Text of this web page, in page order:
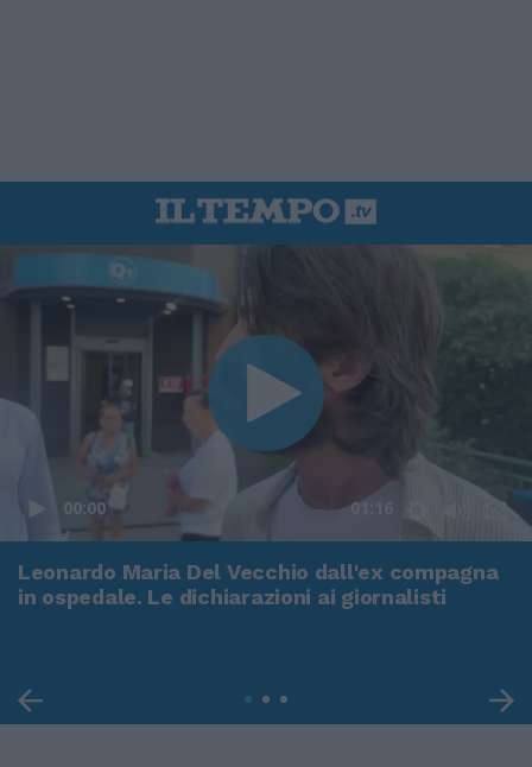
00:00 01:16
Leonardo Maria Del Vecchio dall'ex compagna
in ospedale. Le dichiarazioni ai giornalisti